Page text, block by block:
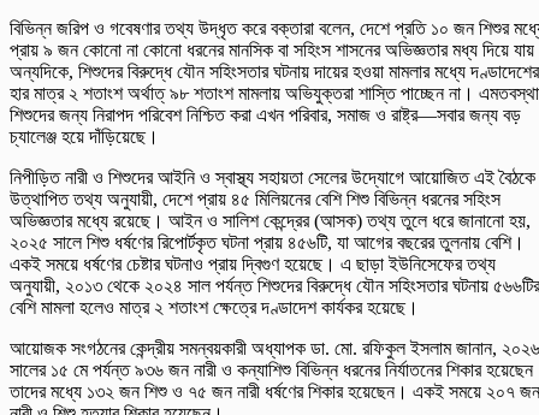
বিভিন্ন জরিপ ও গবেষণার তথ্য উদ্ধৃত করে বক্তারা বলেন, দেশে প্রতি ১০ জন শিশুর
প্রায় ৯ জন কোনো না কোনো ধরনের মানসিক বা সহিংস শাসনের অভিজ্ঞতার মধ্য দিয়ে
অন্যদিকে, শিশুদের বিরুদ্ধে যৌন সহিংসতার ঘটনায় দায়ের হওয়া মামলার মধ্যে দণ্ডাদেশের
হার মাত্র ২ শতাংশ অর্থাত্ ৯৮ শতাংশ মামলায় অভিযুক্তরা শাস্তি পাচ্ছেন না।
শিশুদের জন্য নিরাপদ পরিবেশ নিশ্চিত করা এখন পরিবার, সমাজ ও রাষ্ট্র—সবার জন্য বড়
চ্যালেঞ্জ হয়ে দাঁড়িয়েছে।
নিপীড়িত নারী ও শিশুদের আইনি ও স্বাস্থ্য সহায়তা সেলের উদ্যোগে আয়োজিত এই বৈঠকে
উত্থাপিত তথ্য অনুযায়ী, দেশে প্রায় ৪৫ মিলিয়নের বেশি শিশু বিভিন্ন ধরনের সহিংস
অভিজ্ঞতার মধ্যে রয়েছে। আইন ও সালিশ কেন্দ্রের (আসক) তথ্য তুলে ধরে জানানো হয়,
২০২৫ সালে শিশু ধর্ষণের রিপোর্টকৃত ঘটনা প্রায় ৪৫৬টি, যা আগের বছরের তুলনায় বেশি।
একই সময়ে ধর্ষণের চেষ্টার ঘটনাও প্রায় দ্বিগুণ হয়েছে। এ ছাড়া ইউনিসেফের তথ্য
অনুযায়ী, ২০১৩ থেকে ২০২৪ সাল পর্যন্ত শিশুদের বিরুদ্ধে যৌন সহিংসতার ঘটনায় ৫৬৬টির
বেশি মামলা হলেও মাত্র ২ শতাংশ ক্ষেত্রে দণ্ডাদেশ কার্যকর হয়েছে।
আয়োজক সংগঠনের কেন্দ্রীয় সমন্বয়কারী অধ্যাপক ডা. মো. রফিকুল ইসলাম জানান, ২০২৬
সালের ১৫ মে পর্যন্ত ৯৩৬ জন নারী ও কন্যাশিশু বিভিন্ন ধরনের নির্যাতনের শিকার
তাদের মধ্যে ১৩২ জন শিশু ও ৭৫ জন নারী ধর্ষণের শিকার হয়েছেন। একই সময়ে ২০৭ জন